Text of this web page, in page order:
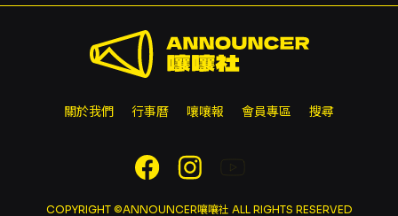
展法之相關規定，可能受罰或遭取消訂單。 - 其
他 - 若入場後發現視線受阻，請於演出開始後 10
分鐘內向現場工作人員反映，逾期視同無異議。
- 購票成功即視為同意所有注意事項及活動規
關於我們 行事曆 嚷嚷報 會員專區 搜尋
COPYRIGHT ©ANNOUNCER嚷嚷社 ALL RIGHTS RESERVED